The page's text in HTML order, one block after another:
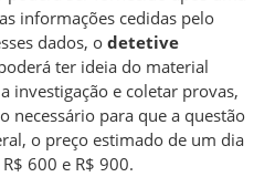
informações cedidas pelo
dados, o detetive
ter ideia do material
investigação e coletar provas,
necessário para que a questão
o preço estimado de um dia
600 e R$ 900.